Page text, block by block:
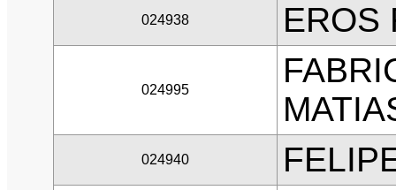
024938 EROS
024995
024940